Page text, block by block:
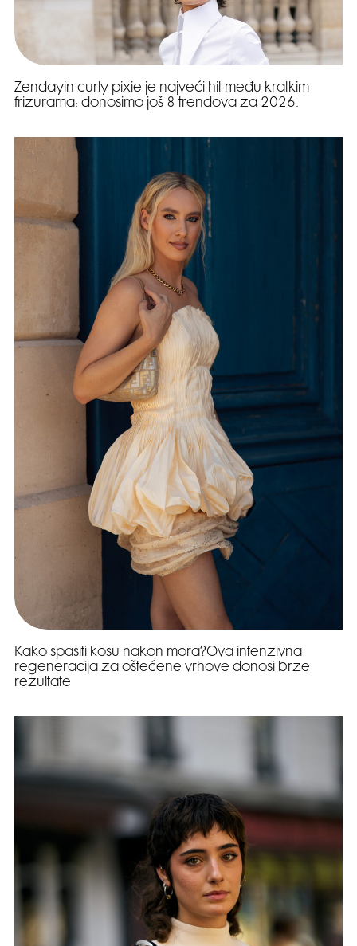
Zendayin curly pixie je najveći hit među kratkim
frizurama: donosimo još 8 trendova za 2026.
Kako spasiti kosu nakon mora?Ova intenzivna
regeneracija za oštećene vrhove donosi brze
rezultate